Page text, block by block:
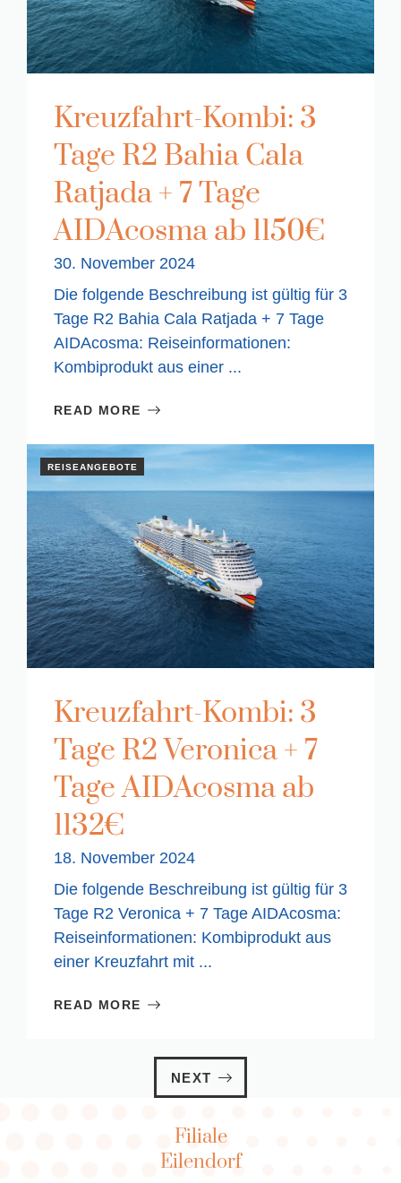
Kreuzfahrt-Kombi: 3
Tage R2 Bahia Cala
Ratjada + 7 Tage
AIDAcosma ab 1150€
30. November 2024
Die folgende Beschreibung ist gültig für 3
Tage R2 Bahia Cala Ratjada + 7 Tage
AIDAcosma: Reiseinformationen:
Kombiprodukt aus einer ...
READ MORE
REISEANGEBOTE
Kreuzfahrt-Kombi: 3
Tage R2 Veronica + 7
Tage AIDAcosma ab
1132€
18. November 2024
Die folgende Beschreibung ist gültig für 3
Tage R2 Veronica + 7 Tage AIDAcosma:
Reiseinformationen: Kombiprodukt aus
einer Kreuzfahrt mit ...
READ MORE
NEXT
Filiale
Eilendorf